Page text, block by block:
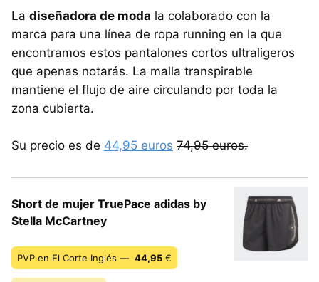
La diseñadora de moda la colaborado con la
marca para una línea de ropa running en la que
encontramos estos pantalones cortos ultraligeros
que apenas notarás. La malla transpirable
mantiene el flujo de aire circulando por toda la
zona cubierta.
Su precio es de 44,95 euros 74,95 euros.
Short de mujer TruePace adidas by
Stella McCartney
PVP en El Corte Inglés — 44,95 €